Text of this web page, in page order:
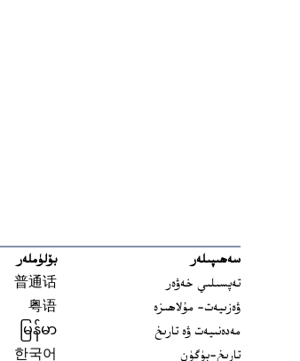
سەھىپىلەر
تەپسىلىي خەۋەر
ۋەزىيەت- مۇلاھىزە
مەدەنىيەت ۋە تارىخ
تارىخ-بۈگۈن
بۆلۈملەر
普通话
粤语
မြန်မာ
한국어